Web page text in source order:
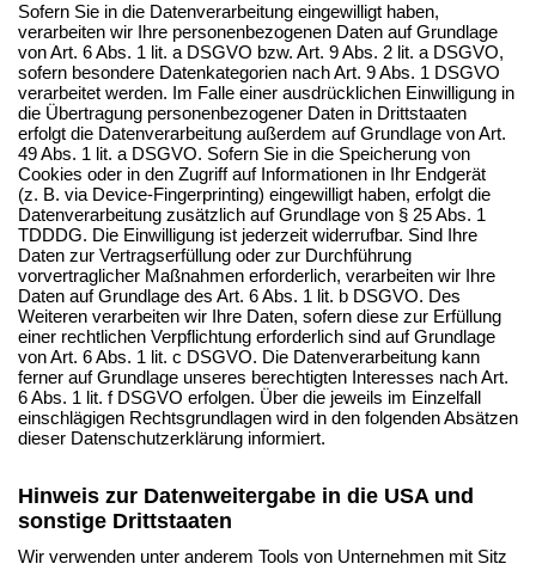
Sofern Sie in die Datenverarbeitung eingewilligt haben,
verarbeiten wir Ihre personenbezogenen Daten auf Grundlage
von Art. 6 Abs. 1 lit. a DSGVO bzw. Art. 9 Abs. 2 lit. a DSGVO,
sofern besondere Datenkategorien nach Art. 9 Abs. 1 DSGVO
verarbeitet werden. Im Falle einer ausdrücklichen Einwilligung in
die Übertragung personenbezogener Daten in Drittstaaten
erfolgt die Datenverarbeitung außerdem auf Grundlage von Art.
49 Abs. 1 lit. a DSGVO. Sofern Sie in die Speicherung von
Cookies oder in den Zugriff auf Informationen in Ihr Endgerät
(z. B. via Device-Fingerprinting) eingewilligt haben, erfolgt die
Datenverarbeitung zusätzlich auf Grundlage von § 25 Abs. 1
TDDDG. Die Einwilligung ist jederzeit widerrufbar. Sind Ihre
Daten zur Vertragserfüllung oder zur Durchführung
vorvertraglicher Maßnahmen erforderlich, verarbeiten wir Ihre
Daten auf Grundlage des Art. 6 Abs. 1 lit. b DSGVO. Des
Weiteren verarbeiten wir Ihre Daten, sofern diese zur Erfüllung
einer rechtlichen Verpflichtung erforderlich sind auf Grundlage
von Art. 6 Abs. 1 lit. c DSGVO. Die Datenverarbeitung kann
ferner auf Grundlage unseres berechtigten Interesses nach Art.
6 Abs. 1 lit. f DSGVO erfolgen. Über die jeweils im Einzelfall
einschlägigen Rechtsgrundlagen wird in den folgenden Absätzen
dieser Datenschutzerklärung informiert.
Hinweis zur Datenweitergabe in die USA und
sonstige Drittstaaten
Wir verwenden unter anderem Tools von Unternehmen mit Sitz